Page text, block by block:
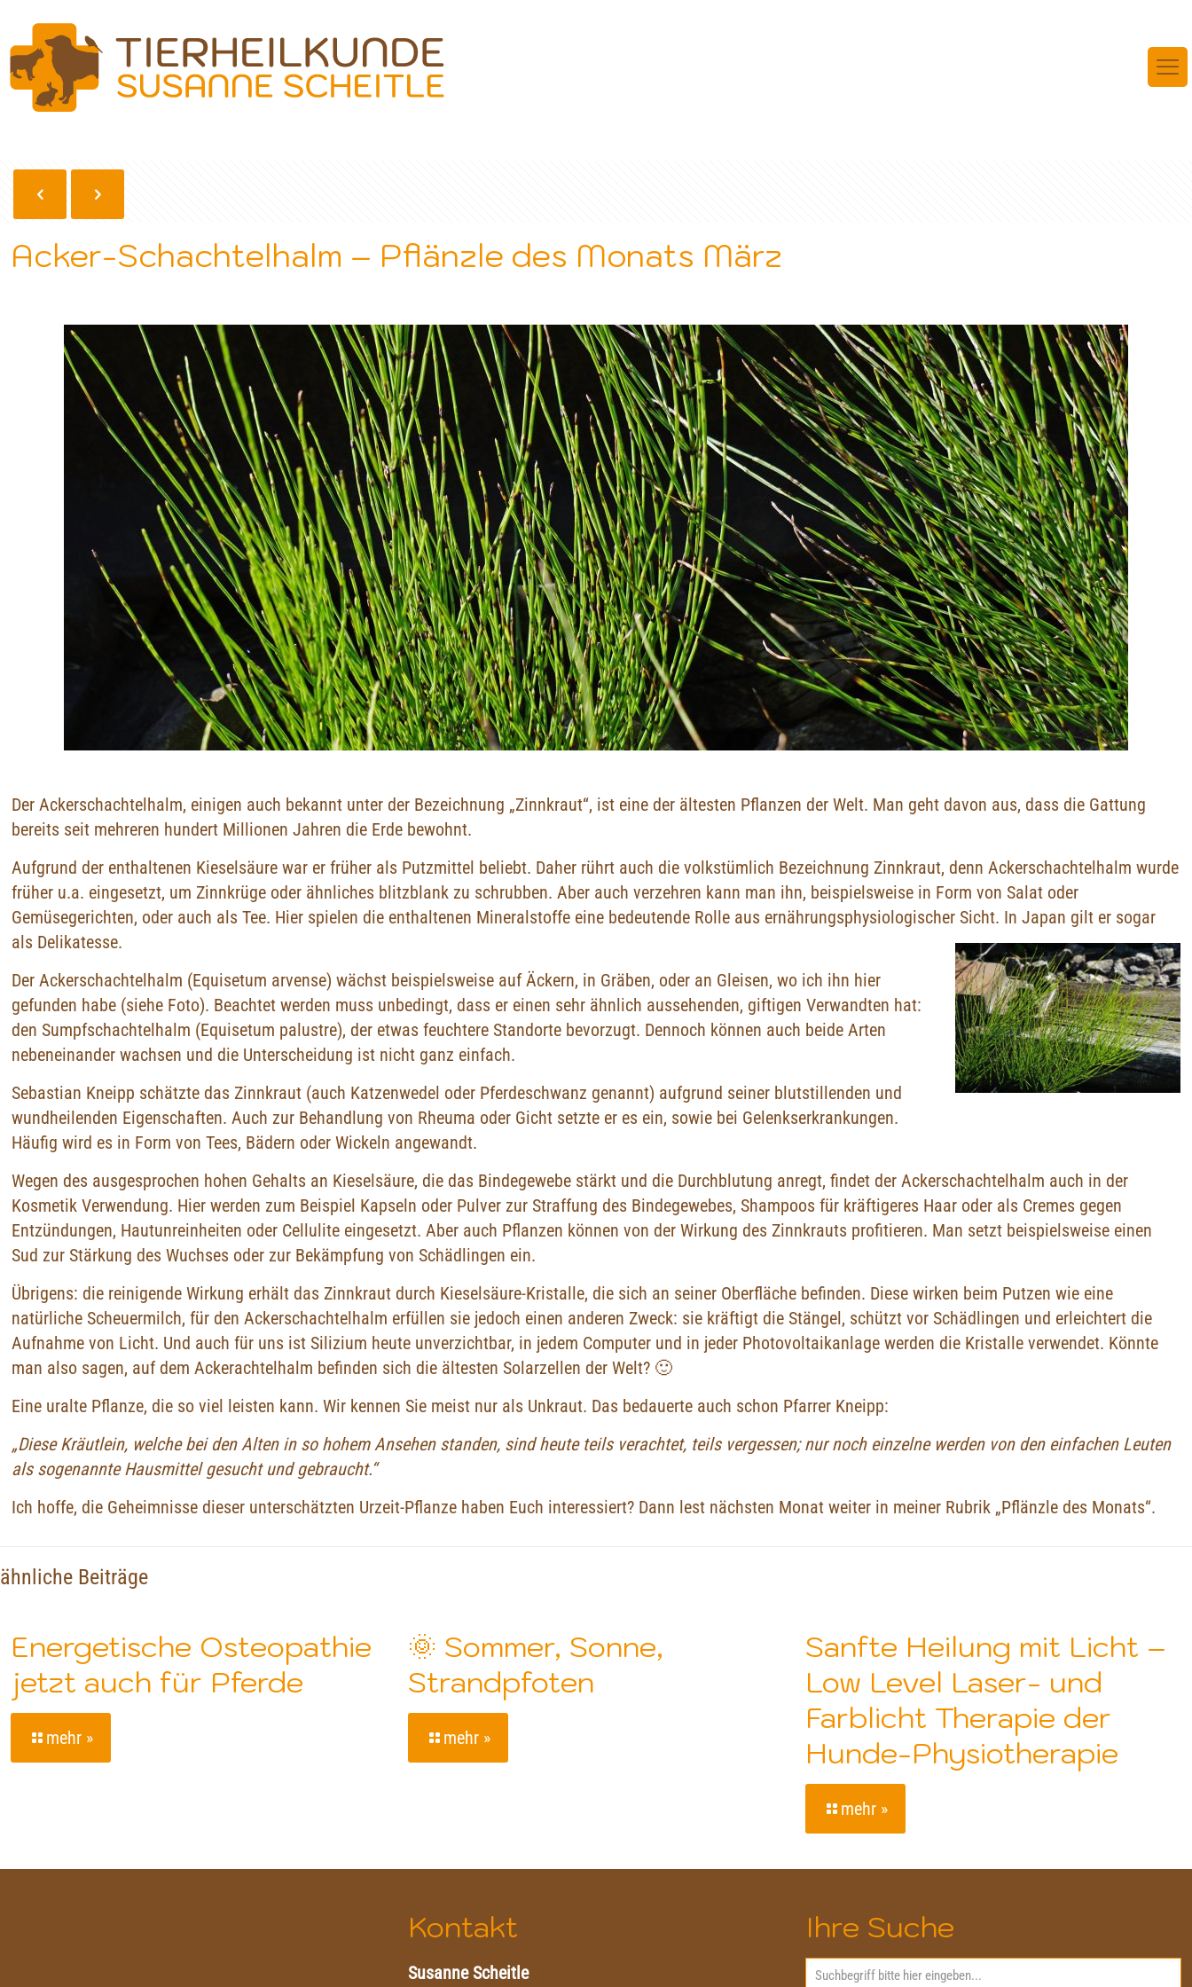
Acker-Schachtelhalm – Pflänzle des Monats März
Der Ackerschachtelhalm, einigen auch bekannt unter der Bezeichnung „Zinnkraut“, ist eine der ältesten Pflanzen der Welt. Man geht davon aus, dass die Gattung
bereits seit mehreren hundert Millionen Jahren die Erde bewohnt.
Aufgrund der enthaltenen Kieselsäure war er früher als Putzmittel beliebt. Daher rührt auch die volkstümlich Bezeichnung Zinnkraut, denn Ackerschachtelhalm wurde
früher u.a. eingesetzt, um Zinnkrüge oder ähnliches blitzblank zu schrubben. Aber auch verzehren kann man ihn, beispielsweise in Form von Salat oder
Gemüsegerichten, oder auch als Tee. Hier spielen die enthaltenen Mineralstoffe eine bedeutende Rolle aus ernährungsphysiologischer Sicht. In Japan gilt er sogar
als Delikatesse.
Der Ackerschachtelhalm (Equisetum arvense) wächst beispielsweise auf Äckern, in Gräben, oder an Gleisen, wo ich ihn hier
gefunden habe (siehe Foto). Beachtet werden muss unbedingt, dass er einen sehr ähnlich aussehenden, giftigen Verwandten hat:
den Sumpfschachtelhalm (Equisetum palustre), der etwas feuchtere Standorte bevorzugt. Dennoch können auch beide Arten
nebeneinander wachsen und die Unterscheidung ist nicht ganz einfach.
Sebastian Kneipp schätzte das Zinnkraut (auch Katzenwedel oder Pferdeschwanz genannt) aufgrund seiner blutstillenden und
wundheilenden Eigenschaften. Auch zur Behandlung von Rheuma oder Gicht setzte er es ein, sowie bei Gelenkserkrankungen.
Häufig wird es in Form von Tees, Bädern oder Wickeln angewandt.
Wegen des ausgesprochen hohen Gehalts an Kieselsäure, die das Bindegewebe stärkt und die Durchblutung anregt, findet der Ackerschachtelhalm auch in der
Kosmetik Verwendung. Hier werden zum Beispiel Kapseln oder Pulver zur Straffung des Bindegewebes, Shampoos für kräftigeres Haar oder als Cremes gegen
Entzündungen, Hautunreinheiten oder Cellulite eingesetzt. Aber auch Pflanzen können von der Wirkung des Zinnkrauts profitieren. Man setzt beispielsweise einen
Sud zur Stärkung des Wuchses oder zur Bekämpfung von Schädlingen ein.
Übrigens: die reinigende Wirkung erhält das Zinnkraut durch Kieselsäure-Kristalle, die sich an seiner Oberfläche befinden. Diese wirken beim Putzen wie eine
natürliche Scheuermilch, für den Ackerschachtelhalm erfüllen sie jedoch einen anderen Zweck: sie kräftigt die Stängel, schützt vor Schädlingen und erleichtert die
Aufnahme von Licht. Und auch für uns ist Silizium heute unverzichtbar, in jedem Computer und in jeder Photovoltaikanlage werden die Kristalle verwendet. Könnte
man also sagen, auf dem Ackerachtelhalm befinden sich die ältesten Solarzellen der Welt? 🙂
Eine uralte Pflanze, die so viel leisten kann. Wir kennen Sie meist nur als Unkraut. Das bedauerte auch schon Pfarrer Kneipp:
„Diese Kräutlein, welche bei den Alten in so hohem Ansehen standen, sind heute teils verachtet, teils vergessen; nur noch einzelne werden von den einfachen Leuten
als sogenannte Hausmittel gesucht und gebraucht.“
Ich hoffe, die Geheimnisse dieser unterschätzten Urzeit-Pflanze haben Euch interessiert? Dann lest nächsten Monat weiter in meiner Rubrik „Pflänzle des Monats“.
ähnliche Beiträge
Energetische Osteopathie
jetzt auch für Pferde
mehr »
🌞 Sommer, Sonne,
Strandpfoten
mehr »
Sanfte Heilung mit Licht –
Low Level Laser- und
Farblicht Therapie der
Hunde-Physiotherapie
mehr »
Kontakt
Susanne Scheitle
Ihre Suche